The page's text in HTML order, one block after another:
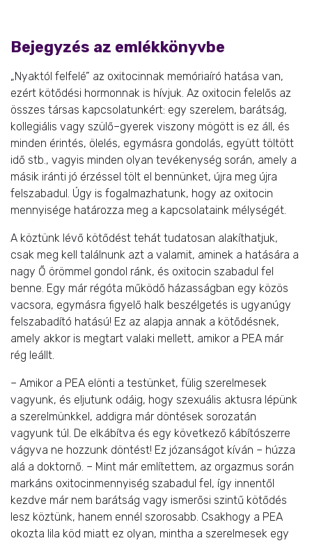
Bejegyzés az emlékkönyvbe
„Nyaktól felfelé” az oxitocinnak memóriaíró hatása van,
ezért kötődési hormonnak is hívjuk. Az oxitocin felelős az
összes társas kapcsolatunkért: egy szerelem, barátság,
kollegiális vagy szülő–gyerek viszony mögött is ez áll, és
minden érintés, ölelés, egymásra gondolás, együtt töltött
idő stb., vagyis minden olyan tevékenység során, amely a
másik iránti jó érzéssel tölt el bennünket, újra meg újra
felszabadul. Úgy is fogalmazhatunk, hogy az oxitocin
mennyisége határozza meg a kapcsolataink mélységét.
A köztünk lévő kötődést tehát tudatosan alakíthatjuk,
csak meg kell találnunk azt a valamit, aminek a hatására a
nagy Ő örömmel gondol ránk, és oxitocin szabadul fel
benne. Egy már régóta működő házasságban egy közös
vacsora, egymásra figyelő halk beszélgetés is ugyanúgy
felszabadító hatású! Ez az alapja annak a kötődésnek,
amely akkor is megtart valaki mellett, amikor a PEA már
rég leállt.
– Amikor a PEA elönti a testünket, fülig szerelmesek
vagyunk, és eljutunk odáig, hogy szexuális aktusra lépünk
a szerelmünkkel, addigra már döntések sorozatán
vagyunk túl. De elkábítva és egy következő kábítószerre
vágyva ne hozzunk döntést! Ez józanságot kíván – húzza
alá a doktornő. – Mint már említettem, az orgazmus során
markáns oxitocinmennyiség szabadul fel, így innentől
kezdve már nem barátság vagy ismerősi szintű kötődés
lesz köztünk, hanem ennél szorosabb. Csakhogy a PEA
okozta lila köd miatt ez olyan, mintha a szerelmesek egy